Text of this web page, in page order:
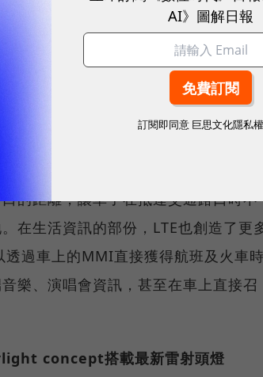
燈！
者對於操作系統、道路訊息、娛樂資
技術(Long Term Evolution)，有效
未來的Audi車輛可以透過這項技術，
更有效的落實，讓車輛提前掌握更
者可提前決定是否要改變行車路線；
的距離，讓車子在抵達交通路口時不
在生活資訊的部份，LTE也創造了更
過車上的MMI直接獲得航班及火車時
樂、演唱會資訊，甚至在車上直接召
concept搭載最新雷射頭燈
AI》圖解日報
訂閱即同意 巨思文化隱私